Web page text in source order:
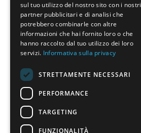
Contatti
info@barbagli.it
T. +39.055.39.095
Mail utili:
Pec Barbargli:barbagli@pec.barbagli.it
sul tuo utilizzo del nostro sito con i nostri
partner pubblicitari e di analisi che
potrebbero combinarle con altre
informazioni che hai fornito loro o che
hanno raccolto dal tuo utilizzo dei loro
servizi. Informativa sulla privacy
STRETTAMENTE NECESSARI
PERFORMANCE
TARGETING
FUNZIONALITÀ